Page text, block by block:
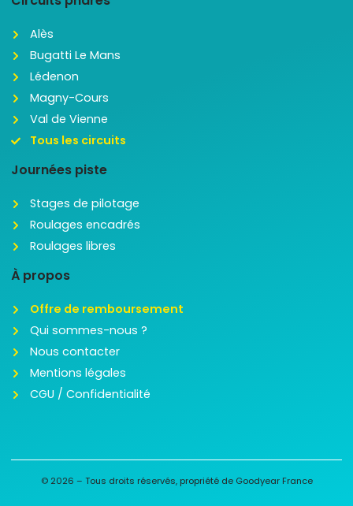
Alès
Bugatti Le Mans
Lédenon
Magny-Cours
Val de Vienne
Tous les circuits
Journées piste
Stages de pilotage
Roulages encadrés
Roulages libres
À propos
Offre de remboursement
Qui sommes-nous ?
Nous contacter
Mentions légales
CGU / Confidentialité
© 2026 – Tous droits réservés, propriété de Goodyear France